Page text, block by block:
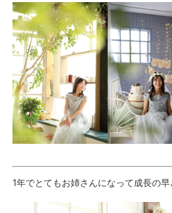
1年でとてもお姉さんになって成長の早